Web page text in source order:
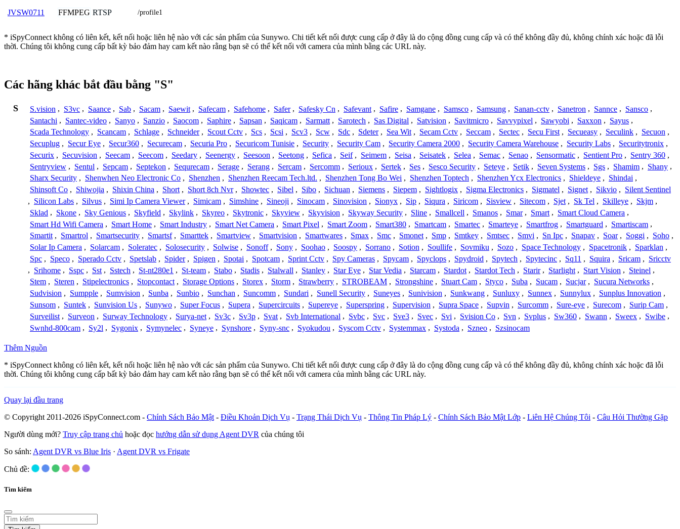
JVSW0711 FFMPEG RTSP /profile1
* iSpyConnect không có liên kết, kết nối hoặc liên hệ nào với các sản phẩm của Sunywo. Chi tiết kết nối được cung cấp ở đây là do cộng đồng cung cấp và có thể không đầy đủ, không chính xác hoặc đã lỗi
thời. Chúng tôi không cung cấp bất kỳ bảo đảm hay cam kết nào rằng bạn sẽ có thể kết nối với camera của mình bằng các URL này.
Các hãng khác bắt đầu bằng "S"
S S.vision , S3vc , Saance , Sab , Sacam , Saewit , Safecam , Safehome , Safer , Safesky Cn , Safevant , Safire , Samgane , Samsco , Samsung , Sanan-cctv , Sanetron , Sannce , Sansco ,
Santachi , Santec-video , Sanyo , Sanzio , Saocom , Saphire , Sapsan , Saqicam , Sarmatt , Sarotech , Sas Digital , Satvision , Savitmicro , Savvypixel , Sawyobi , Saxxon , Sayus ,
Scada Technology , Scancam , Schlage , Schneider , Scout Cctv , Scs , Scsi , Scv3 , Scw , Sdc , Sdeter , Sea Wit , Secam Cctv , Seccam , Sectec , Secu First , Secueasy , Seculink , Secuon ,
Secuplug , Secur Eye , Secur360 , Securecam , Securia Pro , Securicom Tunisie , Security , Security Cam , Security Camera 2000 , Security Camera Warehouse , Security Labs , Securitytronix ,
Securix , Secuvision , Seecam , Seecom , Seedary , Seenergy , Seesoon , Seetong , Sefica , Seif , Seimem , Seisa , Seisatek , Selea , Semac , Senao , Sensormatic , Sentient Pro , Sentry 360 ,
Sentryview , Sentul , Sepcam , Septekon , Sequrecam , Serage , Serang , Sercam , Sercomm , Serioux , Sertek , Ses , Sesco Security , Seteye , Setik , Seven Systems , Sgs , Shamim , Shany ,
Sharx Security , Shenwhen Neo Electronic Co , Shenzhen , Shenzhen Reecam Tech.ltd. , Shenzhen Tong Bo Wei , Shenzhen Toptech , Shenzhen Ycx Electronics , Shieldeye , Shindai ,
Shinsoft Co , Shiwojia , Shixin China , Short , Short 8ch Nvr , Showtec , Sibel , Sibo , Sichuan , Siemens , Siepem , Sightlogix , Sigma Electronics , Sigmatel , Signet , Sikvio , Silent Sentinel
, Silicon Labs , Silvus , Simi Ip Camera Viewer , Simicam , Simshine , Sineoji , Sinocam , Sinovision , Sionyx , Sip , Siqura , Siricom , Sisview , Sitecom , Sjet , Sk Tel , Skilleye , Skjm ,
Sklad , Skone , Sky Genious , Skyfield , Skylink , Skyreo , Skytronic , Skyview , Skyvision , Skyway Security , Sline , Smallcell , Smanos , Smar , Smart , Smart Cloud Camera ,
Smart Hd Wifi Camera , Smart Home , Smart Industry , Smart Net Camera , Smart Pixel , Smart Zoom , Smart380 , Smartcam , Smartec , Smarteye , Smartfrog , Smartguard , Smartiscam ,
Smartit , Smartrol , Smartsecurity , Smartsf , Smarttek , Smartview , Smartvision , Smartwares , Smax , Smc , Smonet , Smp , Smtkey , Smtsec , Smvi , Sn Ipc , Snapav , Soar , Soggi , Soho ,
Solar Ip Camera , Solarcam , Soleratec , Solosecurity , Solwise , Sonoff , Sony , Soohao , Soospy , Sorrano , Sotion , Soullife , Sovmiku , Sozo , Space Technology , Spacetronik , Sparklan ,
Spc , Speco , Sperado Cctv , Spetslab , Spider , Spigen , Spotai , Spotcam , Sprint Cctv , Spy Cameras , Spycam , Spyclops , Spydroid , Spytech , Spytecinc , Sq11 , Squira , Sricam , Sricctv
, Srihome , Sspc , Sst , Sstech , St-nt280e1 , St-team , Stabo , Stadis , Stalwall , Stanley , Star Eye , Star Vedia , Starcam , Stardot , Stardot Tech , Starir , Starlight , Start Vision , Steinel ,
Stem , Steren , Stipelectronics , Stopcontact , Storage Options , Storex , Storm , Strawberry , STROBEAM , Strongshine , Stuart Cam , Styco , Suba , Sucam , Sucjar , Sucura Networks ,
Sudvision , Sumpple , Sumvision , Sunba , Sunbio , Sunchan , Suncomm , Sundari , Sunell Security , Suneyes , Sunivision , Sunkwang , Sunluxy , Sunnex , Sunnylux , Sunplus Innovation ,
Sunsom , Suntek , Sunvision Us , Sunywo , Super Focus , Supera , Supercircuits , Supereye , Superspring , Supervision , Supra Space , Supvin , Surcomm , Sure-eye , Surecom , Surip Cam ,
Surveilist , Surveon , Surway Technology , Surya-net , Sv3c , Sv3p , Svat , Svb International , Svbc , Svc , Sve3 , Svec , Svi , Svision Co , Svn , Svplus , Sw360 , Swann , Sweex , Swibe ,
Swnhd-800cam , Sy2l , Sygonix , Symynelec , Syneye , Synshore , Syny-snc , Syokudou , Syscom Cctv , Systemmax , Systoda , Szneo , Szsinocam
Thêm Nguồn
* iSpyConnect không có liên kết, kết nối hoặc liên hệ nào với các sản phẩm của Sunywo. Chi tiết kết nối được cung cấp ở đây là do cộng đồng cung cấp và có thể không đầy đủ, không chính xác hoặc đã lỗi
thời. Chúng tôi không cung cấp bất kỳ bảo đảm hay cam kết nào rằng bạn sẽ có thể kết nối với camera của mình bằng các URL này.
Quay lại đầu trang
© Copyright 2011-2026 iSpyConnect.com - Chính Sách Bảo Mật - Điều Khoản Dịch Vụ - Trạng Thái Dịch Vụ - Thông Tin Pháp Lý - Chính Sách Bảo Mật Lớp - Liên Hệ Chúng Tôi - Câu Hỏi Thường Gặp
Người dùng mới? Truy cập trang chủ hoặc đọc hướng dẫn sử dụng Agent DVR của chúng tôi
So sánh: Agent DVR vs Blue Iris · Agent DVR vs Frigate
Chủ đề:
Tìm kiếm